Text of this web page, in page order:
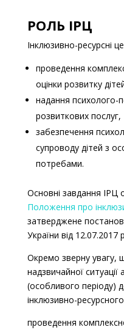
РОЛЬ ІРЦ
Інклюзивно-ресурсні
проведення
оцінки розвитку
надання психолого-
розвиткових послуг,
забезпечення
супроводу дітей з
потребами.
Основні завдання ІРЦ
Положення про
затверджене
України від 12.07.2017
Окремо зверну увагу,
надзвичайної
(особливого періоду)
інклюзивно-
проведення